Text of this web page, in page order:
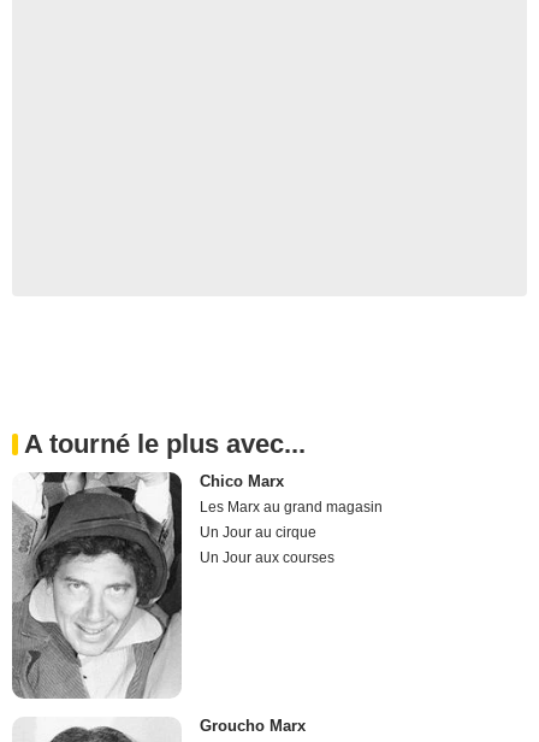
A tourné le plus avec...
Chico Marx
Les Marx au grand magasin
Un Jour au cirque
Un Jour aux courses
Groucho Marx